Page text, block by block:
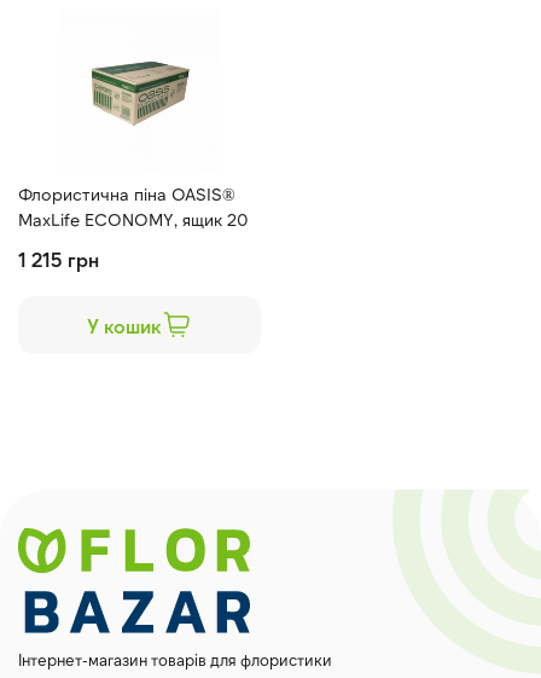
Флористична піна OASIS®
MaxLife ECONOMY, ящик 20
1 215 грн
У кошик
Інтернет-магазин товарів для флористики